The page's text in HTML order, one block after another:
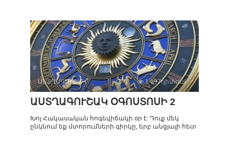
ԱՍՏՂԱԳՈՒՇԱԿ 0 1 697դիտում
ԱՍՏՂԱԳՈՒՇԱԿ ՕԳՈՍՏՈՍԻ 2
Խոյ Հակասական հոգեվիճակի օր է: Դուք մեկ
ընկնում եք մտորումների գիրկը, երբ անցյալի հետ